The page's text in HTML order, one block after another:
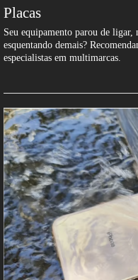
Placas
Seu equipamento parou de ligar,
esquentando demais?
especialistas em multimarcas.